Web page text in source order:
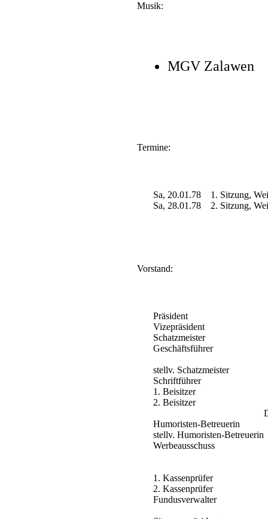
Musik:
MGV Zalawen
Termine:
Sa, 20.01.78 1. Sitzung,
Sa, 28.01.78 2. Sitzung,
Vorstand:
Präsident
Vizepräsident
Schatzmeister
Geschäftsführer
stellv. Schatzmeister
Schriftführer
1. Beisitzer
2. Beisitzer
Humoristen-Betreuerin
stellv. Humoristen-Betreuerin
Werbeausschuss
1. Kassenprüfer
2. Kassenprüfer
Fundusverwalter